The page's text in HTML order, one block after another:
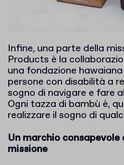
Infine, una parte della
Products è la
una fondazione
persone con disabilità a
sogno di navigare e fare
Ogni tazza di bambù è,
realizzare il sogno di
Un marchio
missione